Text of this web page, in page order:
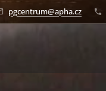
pgcentrum@apha.cz